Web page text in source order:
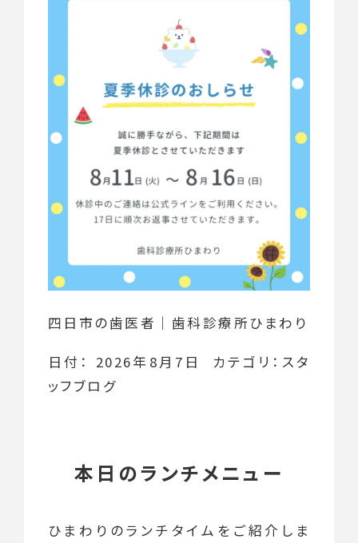
四日市の歯医者｜歯科診療所ひまわり
日付： 2026年8月7日 カテゴリ： スタ
ッフブログ
本日のランチメニュー
ひまわりのランチタイムをご紹介しま